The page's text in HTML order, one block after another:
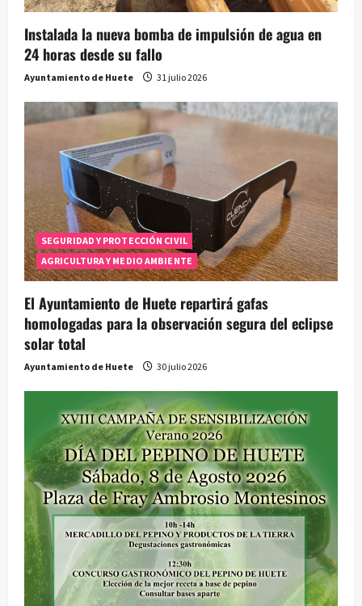
Instalada la nueva bomba de impulsión de agua en
24 horas desde su fallo
Ayuntamiento de Huete 31 julio 2026
SEGURIDAD Y PROTECCIÓN CIVIL
AGRICULTURA Y MEDIO AMBIENTE
El Ayuntamiento de Huete repartirá gafas
homologadas para la observación segura del eclipse
solar total
Ayuntamiento de Huete 30 julio 2026